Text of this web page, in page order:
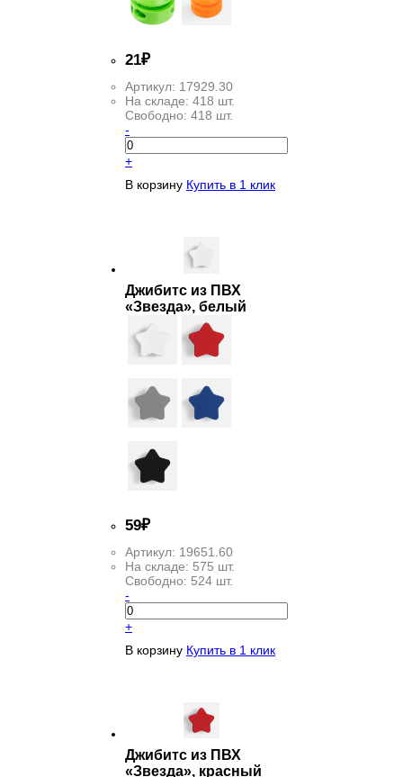
21₽
Артикул: 17929.30
На складе: 418 шт.
Свободно: 418 шт.
-
+
В корзину Купить в 1 клик
Джибитс из ПВХ
«Звезда», белый
59₽
Артикул: 19651.60
На складе: 575 шт.
Свободно: 524 шт.
-
+
В корзину Купить в 1 клик
Джибитс из ПВХ
«Звезда», красный